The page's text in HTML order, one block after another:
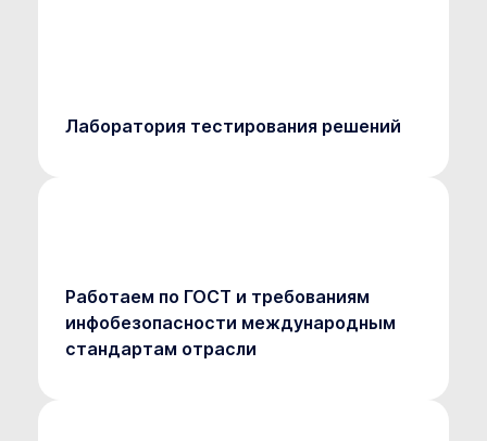
Лаборатория тестирования решений
Работаем по ГОСТ и требованиям
инфобезопасности международным
стандартам отрасли